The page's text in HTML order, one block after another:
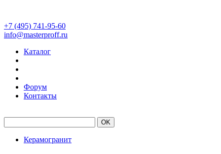
+7 (495) 741-95-60
info@masterproff.ru
Каталог
Форум
Контакты
Керамогранит